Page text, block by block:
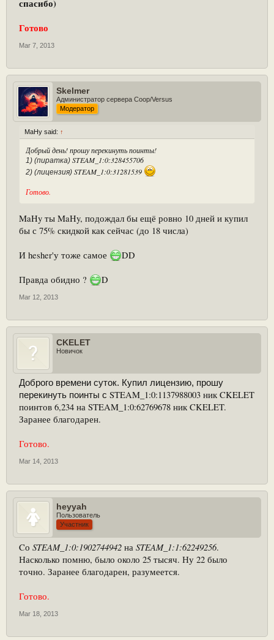
спасибо)
Готово
Mar 7, 2013
Skelmer
Администратор сервера Coop/Versus
Модератор
MaHy said: ↑
Добрый день! прошу перекинуть поинты!
1) (пиратка) STEAM_1:0:328455706
2) (лицензия) STEAM_1:0:31281539
Готово.
MaHy ты MaHy, подождал бы ещё ровно 10 дней и купил
бы с 75% скидкой как сейчас (до 18 числа)
И hesher'у тоже самое DD
Правда обидно ? D
Mar 12, 2013
CKELET
Новичок
Доброго времени суток. Купил лицензию, прошу
перекинуть поинты с STEAM_1:0:1137988003 ник CKELET
поинтов 6,234 на STEAM_1:0:62769678 ник CKELET.
Заранее благодарен.
Готово.
Mar 14, 2013
heyyah
Пользователь
Участник
Cо STEAM_1:0:1902744942 на STEAM_1:1:62249256.
Насколько помню, было около 25 тысяч. Ну 22 было
точно. Заранее благодарен, разумеется.
Готово.
Mar 18, 2013